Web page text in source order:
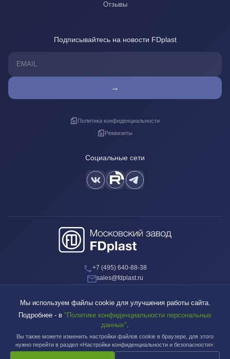
Отзывы
Подписывайтесь на новости FDplast
→
Политика конфиденциальности
Реквизиты
Социальные сети
+7 (495) 640-88-38
sales@fdplast.ru
Московский завод FDplast™ | © 2003-2026
Мы используем файлы cookie для улучшения работы сайта.
Подробнее - в "Политике конфиденциальности персональных
данных".
Вы также можете изменить настройки файлов cookie в браузере, для этого
нужно перейти в раздел «Настройки конфиденциальности и безопасности».